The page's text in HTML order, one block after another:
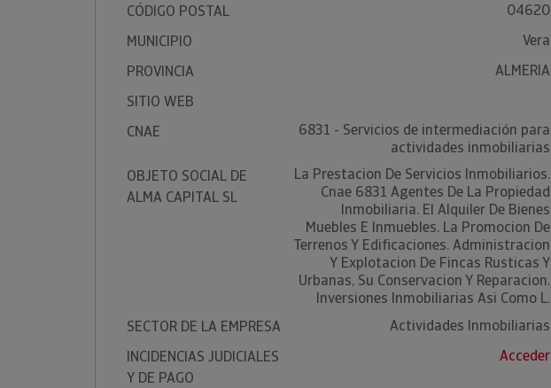
CÓDIGO POSTAL
04620
MUNICIPIO
Vera
PROVINCIA
ALMERIA
SITIO WEB
CNAE
6831 - Servicios de intermediación para
actividades inmobiliarias
OBJETO SOCIAL DE
ALMA CAPITAL SL
La Prestacion De Servicios Inmobiliarios.
Cnae 6831 Agentes De La Propiedad
Inmobiliaria. El Alquiler De Bienes
Muebles E Inmuebles. La Promocion De
Terrenos Y Edificaciones. Administracion
Y Explotacion De Fincas Rusticas Y
Urbanas, Su Conservacion Y Reparacion.
Inversiones Inmobiliarias Asi Como L.
SECTOR DE LA EMPRESA
Actividades Inmobiliarias
INCIDENCIAS JUDICIALES
Y DE PAGO
Acceder